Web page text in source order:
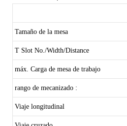
Tamaño de la mesa
T Slot No./Width/Distance
máx. Carga de mesa de trabajo
rango de mecanizado :
Viaje longitudinal